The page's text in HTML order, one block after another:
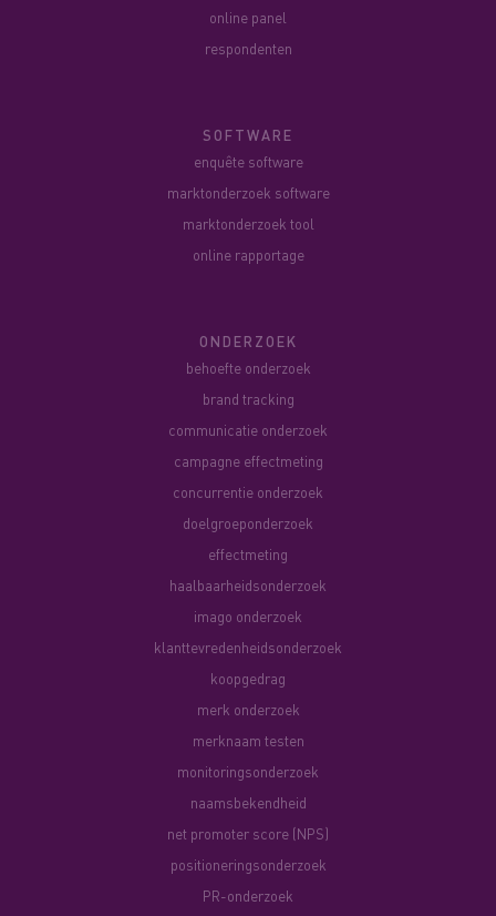
online panel
respondenten
SOFTWARE
enquête software
marktonderzoek software
marktonderzoek tool
online rapportage
ONDERZOEK
behoefte onderzoek
brand tracking
communicatie onderzoek
campagne effectmeting
concurrentie onderzoek
doelgroeponderzoek
effectmeting
haalbaarheidsonderzoek
imago onderzoek
klanttevredenheidsonderzoek
koopgedrag
merk onderzoek
merknaam testen
monitoringsonderzoek
naamsbekendheid
net promoter score (NPS)
positioneringsonderzoek
PR-onderzoek